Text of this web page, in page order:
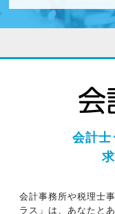
会計士
会計事務所や税理士
ラス」は、あなたと